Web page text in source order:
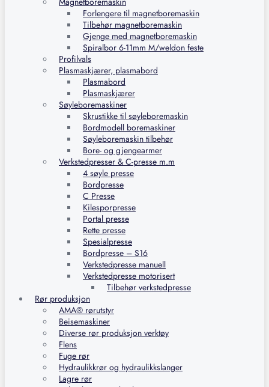
Forlengere til magnetboremaskin
Tilbehør magnetboremaskin
Gjenge med magnetboremaskin
Spiralbor 6-11mm M/weldon feste
Profilvals
Plasmaskjærer, plasmabord
Plasmabord
Plasmaskjærer
Søyleboremaskiner
Skrustikke til søyleboremaskin
Bordmodell boremaskiner
Søyleboremaskin tilbehør
Bore- og gjengearmer
Verkstedpresser & C-presse m.m
4 søyle presse
Bordpresse
C Presse
Kilesporpresse
Portal presse
Rette presse
Spesialpresse
Bordpresse – S16
Verkstedpresse manuell
Verkstedpresse motorisert
Tilbehør verkstedpresse
Rør produksjon
AMA® rørutstyr
Beisemaskiner
Diverse rør produksjon verktøy
Flens
Fuge rør
Hydraulikkrør og hydraulikkslanger
Lagre rør